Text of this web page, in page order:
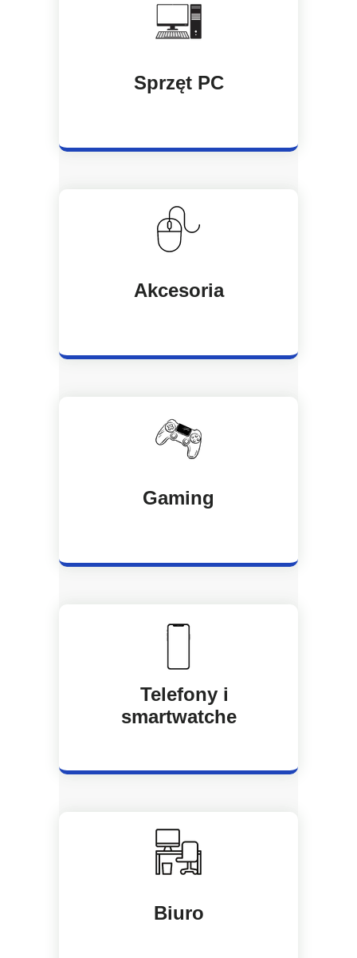
Sprzęt PC
Akcesoria
Gaming
Telefony i
smartwatche
Biuro